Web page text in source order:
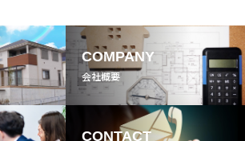
COMPANY
会社概要
CONTACT